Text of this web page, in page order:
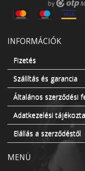
INFORMÁCIÓK
Fizetés
Szállítás és garancia
Általános szerződési
Adatkezelési
Elállás a szerződéstől
MENÜ